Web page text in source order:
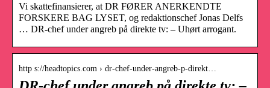
Vi skattefinansierer, at DR FØRER ANERKENDTE
FORSKERE BAG LYSET, og redaktionschef Jonas Delfs
… DR-chef under angreb på direkte tv: – Uhørt arrogant.
http s://headtopics.com › dr-chef-under-angreb-p-direkt…